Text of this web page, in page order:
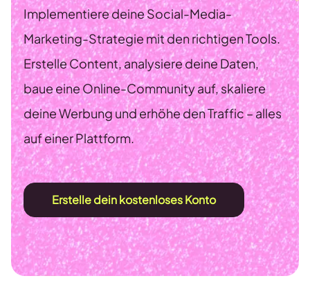
Implementiere deine Social-Media-
Marketing-Strategie mit den richtigen Tools.
Erstelle Content, analysiere deine Daten,
baue eine Online-Community auf, skaliere
deine Werbung und erhöhe den Traffic – alles
auf einer Plattform.
Erstelle dein kostenloses Konto